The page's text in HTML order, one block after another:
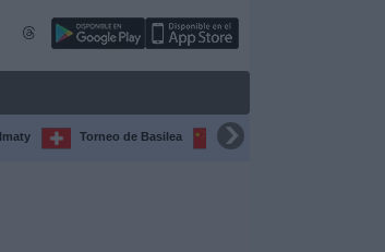
Torneo de Basilea Torneo de Chengdú